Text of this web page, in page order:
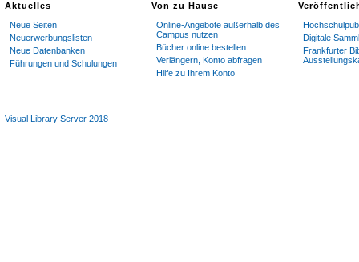
Aktuelles
Neue Seiten
Neuerwerbungslisten
Neue Datenbanken
Führungen und Schulungen
Von zu Hause
Online-Angebote außerhalb des
Campus nutzen
Bücher online bestellen
Verlängern, Konto abfragen
Hilfe zu Ihrem Konto
Digitale
Frankfurter
Visual Library Server 2018